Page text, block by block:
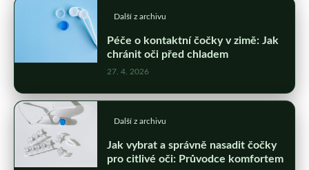
Další z archivu
Péče o kontaktní čočky v zimě: Jak
chránit oči před chladem
27. 4. 2026
Další z archivu
Jak vybrat a správně nasadit čočky
pro citlivé oči: Průvodce komfortem